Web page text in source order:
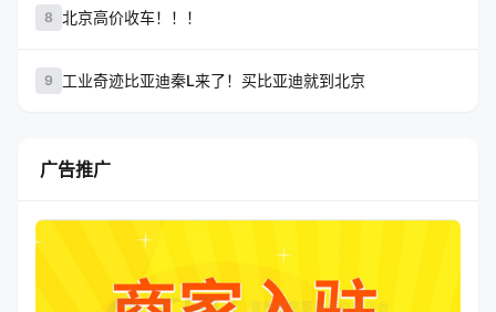
8 北京高价收车！！！
9 工业奇迹比亚迪秦L来了！买比亚迪就到北京
广告推广